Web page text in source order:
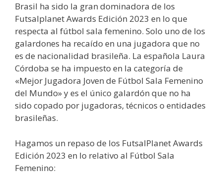
Brasil ha sido la gran dominadora de los
Futsalplanet Awards Edición 2023 en lo que
respecta al fútbol sala femenino. Solo uno de los
galardones ha recaído en una jugadora que no
es de nacionalidad brasileña. La española Laura
Córdoba se ha impuesto en la categoría de
«Mejor Jugadora Joven de Fútbol Sala Femenino
del Mundo» y es el único galardón que no ha
sido copado por jugadoras, técnicos o entidades
brasileñas.
Hagamos un repaso de los FutsalPlanet Awards
Edición 2023 en lo relativo al Fútbol Sala
Femenino: